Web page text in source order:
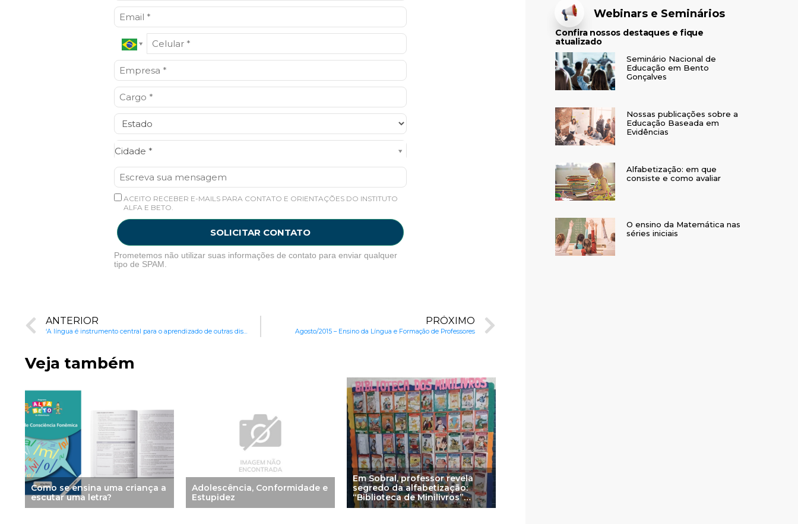
Cidade *
Cidade*
ACEITO RECEBER E-MAILS PARA CONTATO E ORIENTAÇÕES DO INSTITUTO
ALFA E BETO.
SOLICITAR CONTATO
Prometemos não utilizar suas informações de contato para enviar qualquer
tipo de SPAM.
ANTERIOR
‘A língua é instrumento central para o aprendizado de outras disciplinas’, diz Roger Beard
PRÓXIMO
Agosto/2015 – Ensino da Língua e Formação de Professores
Veja também
Como se ensina uma criança a
escutar uma letra?
Adolescência, Conformidade e
Estupidez
Em Sobral, professor revela
segredo da alfabetização:
“Biblioteca de Minilivros”
transforma aprendizagem na
Webinars e Seminários
Confira nossos destaques e fique
atualizado
Seminário Nacional de
Educação em Bento
Gonçalves
Nossas publicações sobre a
Educação Baseada em
Evidências
Alfabetização: em que
consiste e como avaliar
O ensino da Matemática nas
séries iniciais